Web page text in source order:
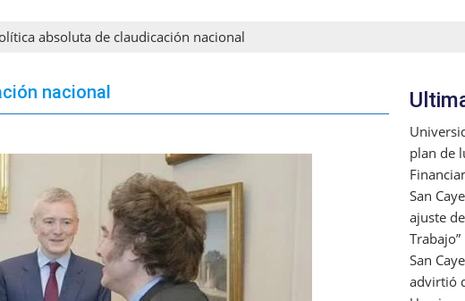
absoluta de claudicación nacional
nacional
plan de
San
ajuste
Trabajo”
San
advirtió